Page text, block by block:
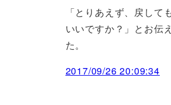
「とりあえず、戻して
いいですか？」とお伝
た。
2017/09/26 20:09:34